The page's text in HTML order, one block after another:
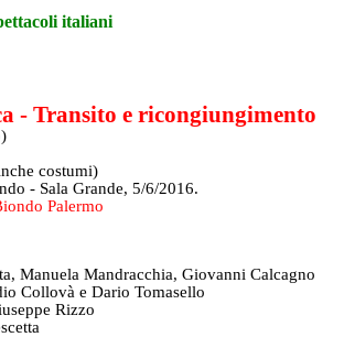
italiani
- Transito e ricongiungimento
costumi)
- Sala Grande, 5/6/2016.
Palermo
Manuela Mandracchia, Giovanni Calcagno
Collovà e Dario Tomasello
Rizzo